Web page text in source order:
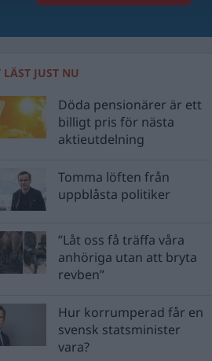
LÄST JUST NU
Döda pensionärer är ett
billigt pris för nästa
aktieutdelning
Tomma löften från
uppblåsta politiker
”Låt oss få träffa våra
anhöriga utan att bryta
revben”
Hur korrumperad får en
svensk statsminister
vara?